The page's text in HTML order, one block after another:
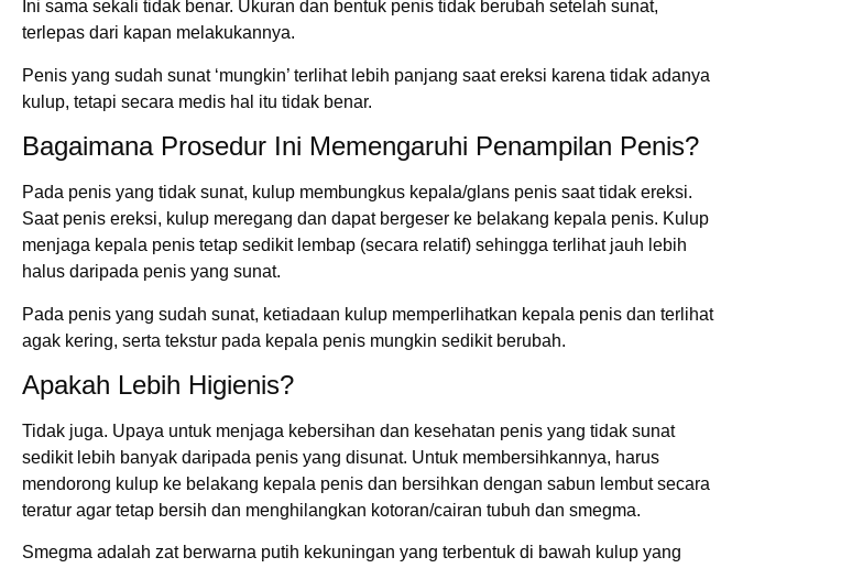
Ini sama sekali tidak benar. Ukuran dan bentuk penis tidak berubah setelah sunat,
terlepas dari kapan melakukannya.
Penis yang sudah sunat ‘mungkin’ terlihat lebih panjang saat ereksi karena tidak adanya
kulup, tetapi secara medis hal itu tidak benar.
Bagaimana Prosedur Ini Memengaruhi Penampilan Penis?
Pada penis yang tidak sunat, kulup membungkus kepala/glans penis saat tidak ereksi.
Saat penis ereksi, kulup meregang dan dapat bergeser ke belakang kepala penis. Kulup
menjaga kepala penis tetap sedikit lembap (secara relatif) sehingga terlihat jauh lebih
halus daripada penis yang sunat.
Pada penis yang sudah sunat, ketiadaan kulup memperlihatkan kepala penis dan terlihat
agak kering, serta tekstur pada kepala penis mungkin sedikit berubah.
Apakah Lebih Higienis?
Tidak juga. Upaya untuk menjaga kebersihan dan kesehatan penis yang tidak sunat
sedikit lebih banyak daripada penis yang disunat. Untuk membersihkannya, harus
mendorong kulup ke belakang kepala penis dan bersihkan dengan sabun lembut secara
teratur agar tetap bersih dan menghilangkan kotoran/cairan tubuh dan smegma.
Smegma adalah zat berwarna putih kekuningan yang terbentuk di bawah kulup yang